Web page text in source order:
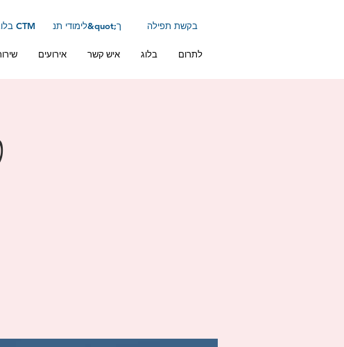
בלוג CTM לימודי תנ&quot;ך בקשת תפילה
אירועים איש קשר בלוג לתרום